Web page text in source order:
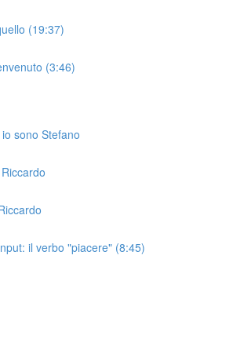
(19:37)
(3:46)
sono Stefano
il verbo "piacere" (8:45)